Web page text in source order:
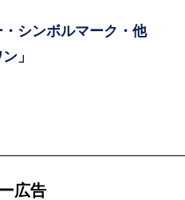
シンボルマーク・他
」
広告